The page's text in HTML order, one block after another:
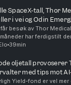
SpaceX-tall, Thor
i vei og Odin
besøk av Thor
har ferdigstilt
levert første kundeordre.
39min
oljetall provoserer
med tips mot
Yield-fond er vel